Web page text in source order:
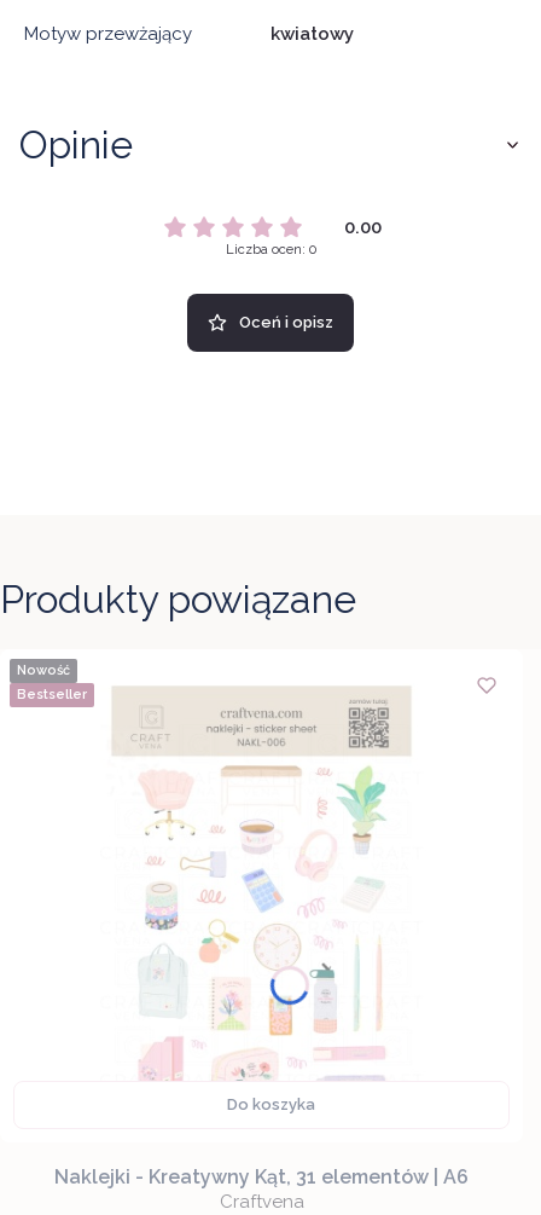
Motyw przewżający kwiatowy
Opinie
0.00
Liczba ocen: 0
Oceń i opisz
Produkty powiązane
Bestseller
Nowość
Do koszyka
Naklejki - Kreatywny Kąt, 31 elementów | A6
Craftvena